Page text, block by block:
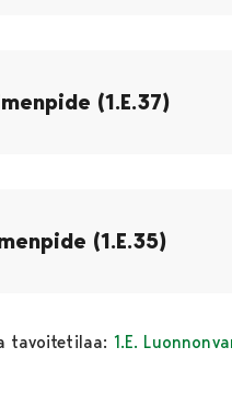
(1.E.37)
(1.E.35)
tavoitetilaa: 1.E.